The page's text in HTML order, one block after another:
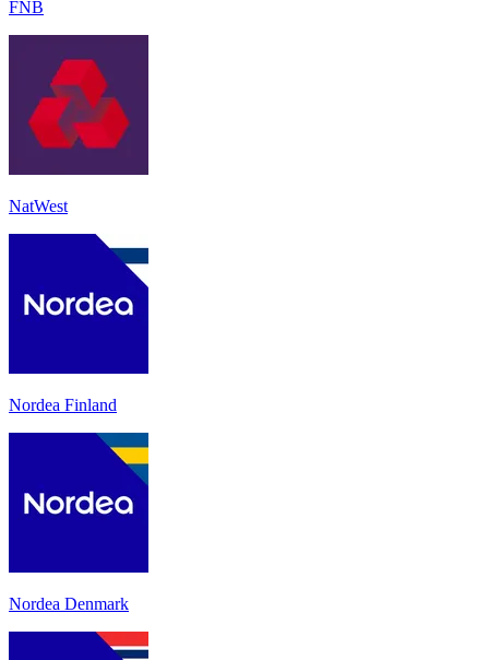
FNB
NatWest
Nordea Finland
Nordea Denmark